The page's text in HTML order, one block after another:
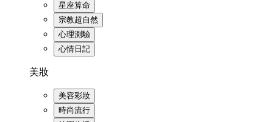
星座算命
宗教超自然
心理測驗
心情日記
美妝
美容彩妝
時尚流行